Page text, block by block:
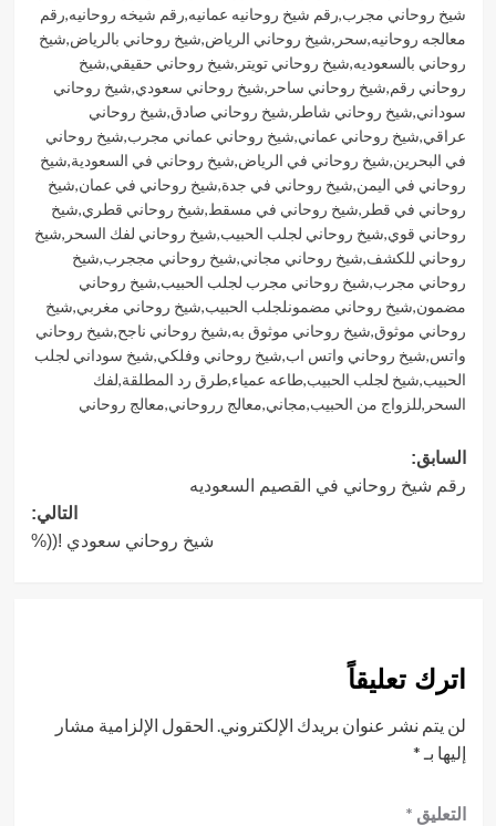
شيخ روحاني مجرب,رقم شيخ روحانيه عمانيه,رقم شيخه روحانيه,رقم
معالجه روحانيه,سحر ,شيخ روحاني الرياض,شيخ روحاني بالرياض,شيخ
روحاني بالسعوديه,شيخ روحاني تويتر ,شيخ روحاني حقيقي,شيخ
روحاني رقم,شيخ روحاني ساحر ,شيخ روحاني سعودي,شيخ روحاني
سوداني,شيخ روحاني شاطر ,شيخ روحاني صادق,شيخ روحاني
عراقي,شيخ روحاني عماني,شيخ روحاني عماني مجرب,شيخ روحاني
في البحرين,شيخ روحاني في الرياض,شيخ روحاني في السعودية,شيخ
روحاني في اليمن,شيخ روحاني في جدة,شيخ روحاني في عمان,شيخ
روحاني في قطر ,شيخ روحاني في مسقط,شيخ روحاني قطري,شيخ
روحاني قوي,شيخ روحاني لجلب الحبيب,شيخ روحاني لفك السحر ,شيخ
روحاني للكشف,شيخ روحاني مجاني,شيخ روحاني مججرب,شيخ
روحاني مجرب,شيخ روحاني مجرب لجلب الحبيب,شيخ روحاني
مضمون,شيخ روحاني مضمونلجلب الحبيب,شيخ روحاني مغربي,شيخ
روحاني موثوق,شيخ روحاني موثوق به,شيخ روحاني ناجح,شيخ روحاني
واتس,شيخ روحاني واتس اب,شيخ روحاني وفلكي,شيخ سوداني لجلب
الحبيب,شيخ لجلب الحبيب,طاعه عمياء,طرق رد المطلقة,لفك
السحر ,للزواج من الحبيب,مجاني,معالج رروحاني,معالج روحاني
تصفّح
المقالات
السابق:
رقم شيخ روحاني في القصيم السعوديه
التالي:
شيخ روحاني سعودي !((%
اترك تعليقاً
لن يتم نشر عنوان بريدك الإلكتروني. الحقول الإلزامية مشار
إليها بـ *
التعليق *